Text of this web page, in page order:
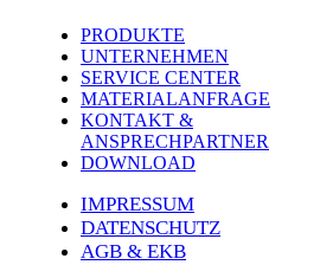
PRODUKTE
UNTERNEHMEN
SERVICE CENTER
MATERIALANFRAGE
KONTAKT &
ANSPRECHPARTNER
DOWNLOAD
IMPRESSUM
DATENSCHUTZ
AGB & EKB